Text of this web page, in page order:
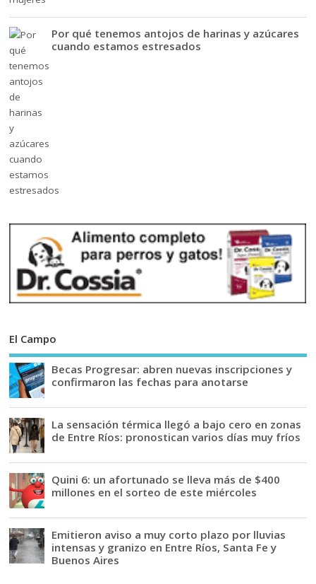
Por qué tenemos antojos de harinas y azúcares
cuando estamos estresados
El Campo
Becas Progresar: abren nuevas inscripciones y
confirmaron las fechas para anotarse
La sensación térmica llegó a bajo cero en zonas
de Entre Ríos: pronostican varios días muy fríos
Quini 6: un afortunado se lleva más de $400
millones en el sorteo de este miércoles
Emitieron aviso a muy corto plazo por lluvias
intensas y granizo en Entre Ríos, Santa Fe y
Buenos Aires